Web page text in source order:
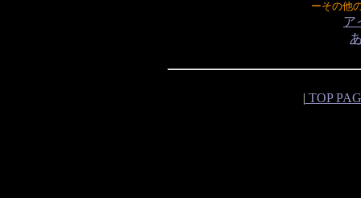
ーその他
ア
| TOP